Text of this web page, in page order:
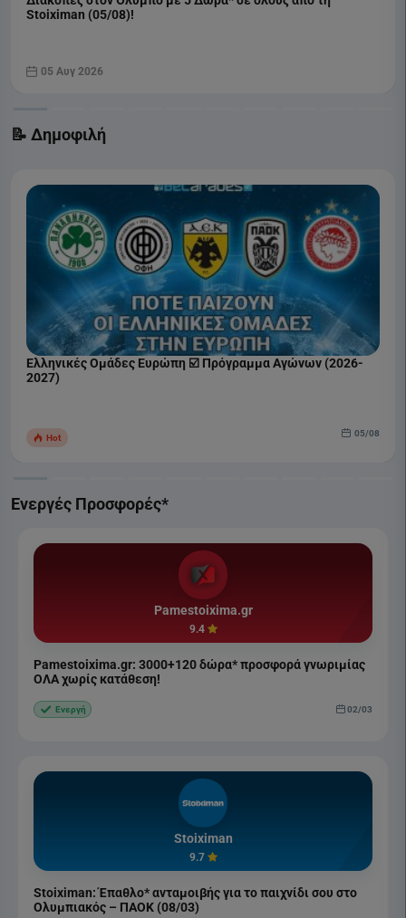
Stoiximan (05/08)!
05 Αυγ 2026
📝 Δημοφιλή
Ελληνικές Ομάδες Ευρώπη ☑️ Πρόγραμμα Αγώνων (2026-
2027)
Hot 05/08
Ενεργές Προσφορές*
Pamestoixima.gr
9.4
Pamestoixima.gr: 3000+120 δώρα* προσφορά γνωριμίας
ΟΛΑ χωρίς κατάθεση!
Ενεργή 02/03
Stoiximan
9.7
Stoiximan: Έπαθλο* ανταμοιβής για το παιχνίδι σου στο
Ολυμπιακός – ΠΑΟΚ (08/03)